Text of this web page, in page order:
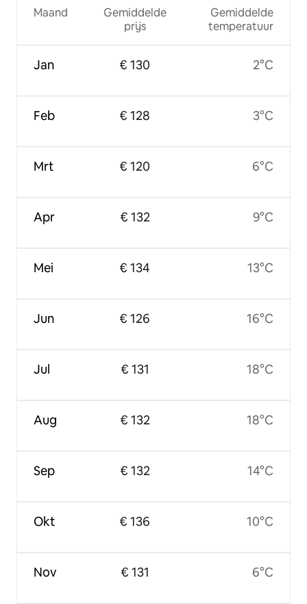
Maand
Jan
Feb
Mrt
Apr
Mei
Jun
Jul
Aug
Sep
Okt
Nov
Gemiddelde
prijs
€ 130
€ 128
€ 120
€ 132
€ 134
€ 126
€ 131
€ 132
€ 132
€ 136
€ 131
Gemiddelde
temperatuur
2°C
3°C
6°C
9°C
13°C
16°C
18°C
18°C
14°C
10°C
6°C